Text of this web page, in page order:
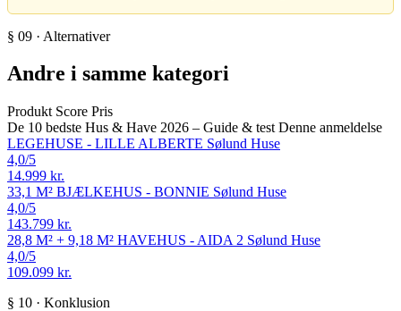
§ 09 · Alternativer
Andre i samme kategori
Produkt Score Pris
De 10 bedste Hus & Have 2026 – Guide & test Denne anmeldelse
LEGEHUSE - LILLE ALBERTE Sølund Huse
4,0/5
14.999 kr.
33,1 M² BJÆLKEHUS - BONNIE Sølund Huse
4,0/5
143.799 kr.
28,8 M² + 9,18 M² HAVEHUS - AIDA 2 Sølund Huse
4,0/5
109.099 kr.
§ 10 · Konklusion